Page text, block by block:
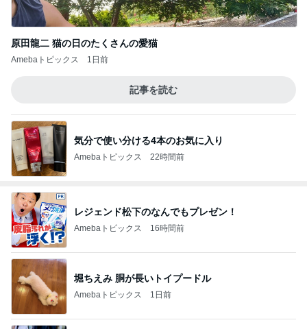
原田龍二 猫の日のたくさんの愛猫
Amebaトピックス 1日前
記事を読む
気分で使い分ける4本のお気に入り
Amebaトピックス 22時間前
レジェンド松下のなんでもプレゼン！
Amebaトピックス 16時間前
堀ちえみ 胴が長いトイプードル
Amebaトピックス 1日前